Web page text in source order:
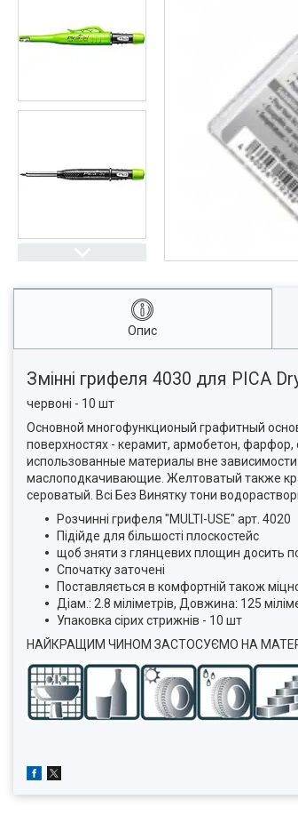
Опис
Змінні грифеля 4030 для PICA
червоні - 10 шт
Основной многофункционый графитный
поверхностях - керамит, армобетон,
использованные материалы вне
маслоподкачивающие. Желтоватый также
сероватый. Всі Без Винятку тони
Розчинні грифеля "MULTI-USE" арт. 4020
Підійде для більшості плоскостейс
щоб зняти з глянцевих площин досить
Спочатку заточені
Поставляється в комфортній також
Діам.: 2.8 міліметрів, Довжина: 125
Упаковка сірих стрижнів - 10 шт
НАЙКРАЩИМ ЧИНОМ ЗАСТОСУЄМО НА